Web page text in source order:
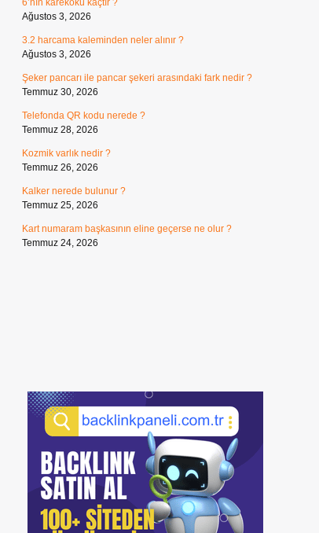
6’nın karekökü kaçtır ?
Ağustos 3, 2026
3.2 harcama kaleminden neler alınır ?
Ağustos 3, 2026
Şeker pancarı ile pancar şekeri arasındaki fark nedir ?
Temmuz 30, 2026
Telefonda QR kodu nerede ?
Temmuz 28, 2026
Kozmik varlık nedir ?
Temmuz 26, 2026
Kalker nerede bulunur ?
Temmuz 25, 2026
Kart numaram başkasının eline geçerse ne olur ?
Temmuz 24, 2026